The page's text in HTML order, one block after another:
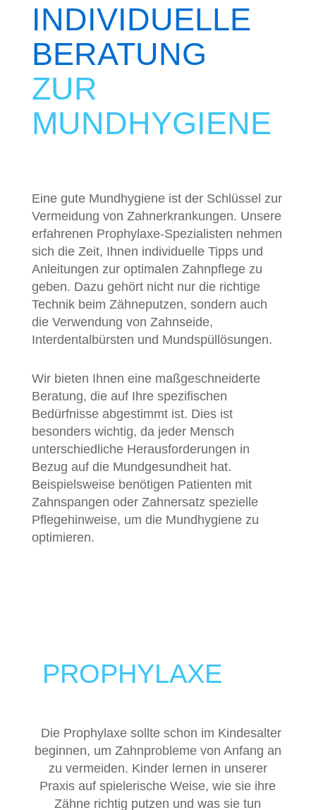
INDIVIDUELLE
BERATUNG
ZUR
MUNDHYGIENE
Eine gute Mundhygiene ist der Schlüssel zur
Vermeidung von Zahnerkrankungen. Unsere
erfahrenen Prophylaxe-Spezialisten nehmen
sich die Zeit, Ihnen individuelle Tipps und
Anleitungen zur optimalen Zahnpflege zu
geben. Dazu gehört nicht nur die richtige
Technik beim Zähneputzen, sondern auch
die Verwendung von Zahnseide,
Interdentalbürsten und Mundspüllösungen.
Wir bieten Ihnen eine maßgeschneiderte
Beratung, die auf Ihre spezifischen
Bedürfnisse abgestimmt ist. Dies ist
besonders wichtig, da jeder Mensch
unterschiedliche Herausforderungen in
Bezug auf die Mundgesundheit hat.
Beispielsweise benötigen Patienten mit
Zahnspangen oder Zahnersatz spezielle
Pflegehinweise, um die Mundhygiene zu
optimieren.
PROPHYLAXE
Die Prophylaxe sollte schon im Kindesalter
beginnen, um Zahnprobleme von Anfang an
zu vermeiden. Kinder lernen in unserer
Praxis auf spielerische Weise, wie sie ihre
Zähne richtig putzen und was sie tun